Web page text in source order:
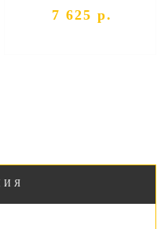
7 625 р.